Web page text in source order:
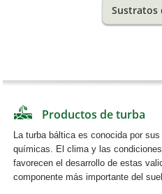
Sustratos
Productos de turba
La turba báltica es conocida por
químicas. El clima y las
favorecen el desarrollo de estas
componente más importante del